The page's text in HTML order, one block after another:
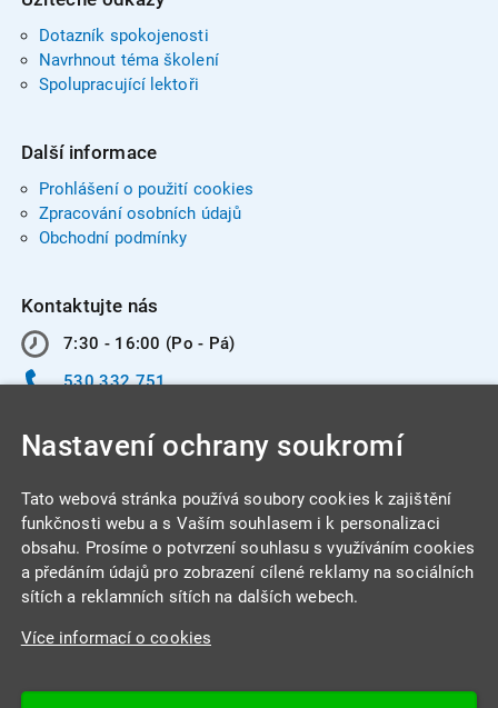
Dotazník spokojenosti
Navrhnout téma školení
Spolupracující lektoři
Další informace
Prohlášení o použití cookies
Zpracování osobních údajů
Obchodní podmínky
Kontaktujte nás
7:30 - 16:00 (Po - Pá)
530 332 751
INTEGRA CENTRUM s.r.o.
Jabloňová 662/7
Nastavení ochrany soukromí
Tato webová stránka používá soubory cookies k zajištění
funkčnosti webu a s Vaším souhlasem i k personalizaci
obsahu. Prosíme o potvrzení souhlasu s využíváním cookies
a předáním údajů pro zobrazení cílené reklamy na sociálních
sítích a reklamních sítích na dalších webech.
Více informací o cookies